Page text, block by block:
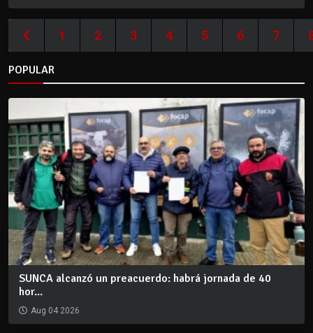
1 2 3 4 5 6 7
POPULAR
SUNCA alcanzó un preacuerdo: habrá jornada de 40
hor...
Aug 04 2026